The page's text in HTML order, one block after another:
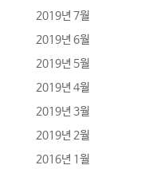
2019년 7월
2019년 6월
2019년 5월
2019년 4월
2019년 3월
2019년 2월
2016년 1월